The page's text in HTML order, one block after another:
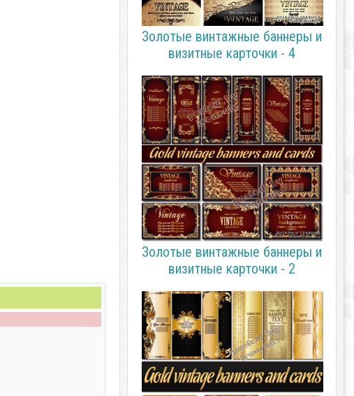
Золотые винтажные баннеры и
визитные карточки - 4
Золотые винтажные баннеры и
визитные карточки - 2